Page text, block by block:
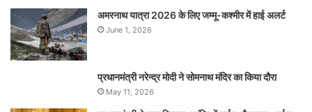
अमरनाथ यात्रा 2026 के लिए जम्मू-कश्मीर में हाई अलर्ट
June 1, 2026
प्रधानमंत्री नरेन्‍द्र मोदी ने सोमनाथ मंदिर का किया दौरा
May 11, 2026